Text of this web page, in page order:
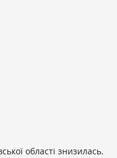
області знизилась.